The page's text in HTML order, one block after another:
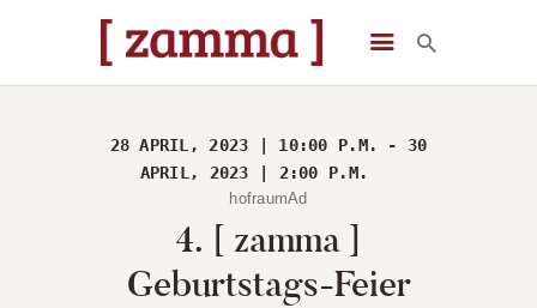
28 APRIL, 2023 | 10:00 P.M. - 30
APRIL, 2023 | 2:00 P.M.
hofraumAd
4. [ zamma ]
Geburtstags-Feier
[ zamma ]
STARTSEITE
VERANSTALTUNGEN
DAS GEBÄUDE
ÜBER UNS